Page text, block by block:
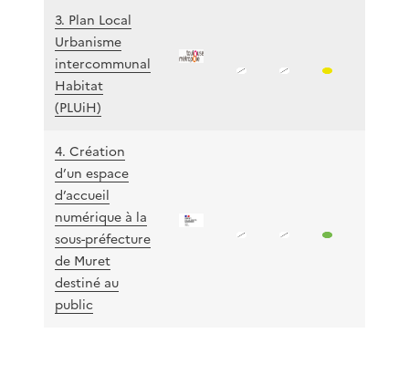
3. Plan Local
Urbanisme
intercommunal
Habitat
(PLUiH)
4. Création
d’un espace
d’accueil
numérique à la
sous-préfecture
de Muret
destiné au
public